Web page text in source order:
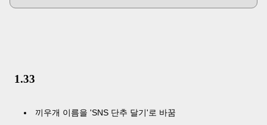
1.33
끼우개 이름을 'SNS 단추 달기'로 바꿈